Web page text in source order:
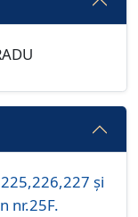
și
nr.25F.